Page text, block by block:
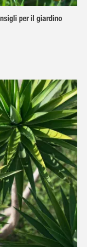
per il giardino